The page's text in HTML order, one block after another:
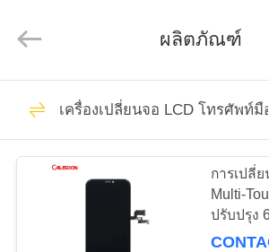
บ้าน
ผลิตภัณฑ์
Yoodertumn
Electronics
All
Reserved.
แบตเตอรี่ Li Ion
โทรศัพท์มือถือ
ผลิตภัณฑ์
เครื่องเปลี่ยนจอ LCD โทรศัพท์มือ
การเปลี่
Multi-
ปรับปรุง